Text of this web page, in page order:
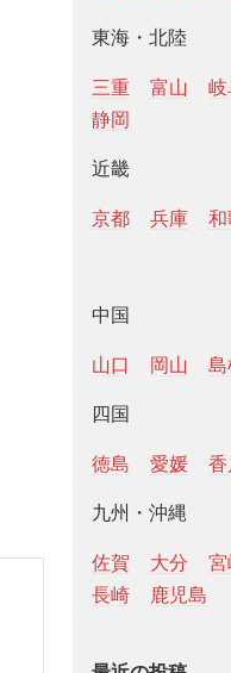
東海・北陸
三重 富山 岐
静岡
近畿
京都 兵庫 和
中国
山口 岡山 島
四国
徳島 愛媛 香
九州・沖縄
佐賀 大分 宮
長崎
鹿児島